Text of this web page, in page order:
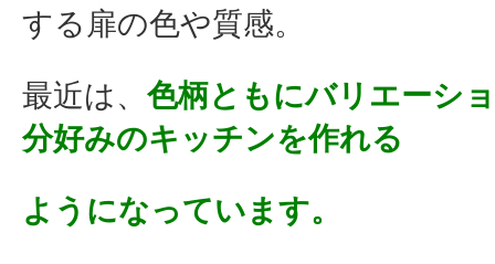
する扉の色や質感。
最近は、 色柄ともにバリエーシ
分好みのキッチンを作れる
ようになっています。